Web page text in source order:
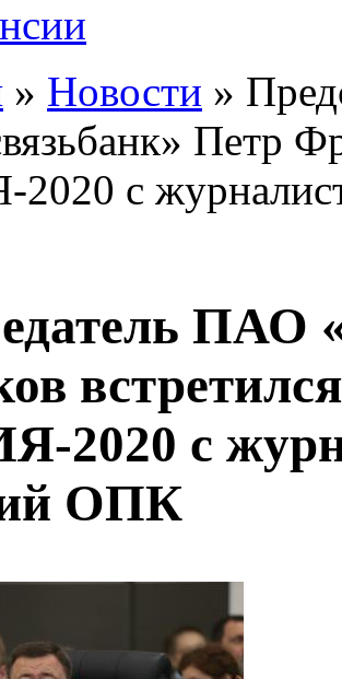
» Новости »
Петр
с
ПАО
2020 с
ОПК